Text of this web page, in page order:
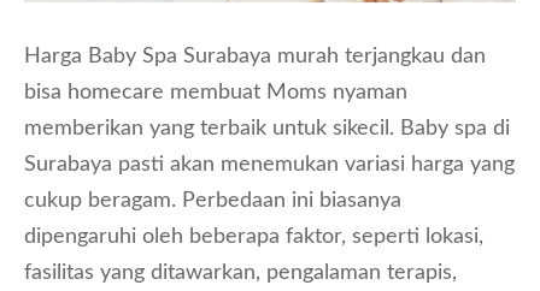
Harga Baby Spa Surabaya murah terjangkau dan
bisa homecare membuat Moms nyaman
memberikan yang terbaik untuk sikecil. Baby spa di
Surabaya pasti akan menemukan variasi harga yang
cukup beragam. Perbedaan ini biasanya
dipengaruhi oleh beberapa faktor, seperti lokasi,
fasilitas yang ditawarkan, pengalaman terapis,